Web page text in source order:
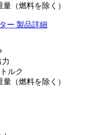
量（燃料を除く）
ー 製品詳細
ルク
量（燃料を除く）